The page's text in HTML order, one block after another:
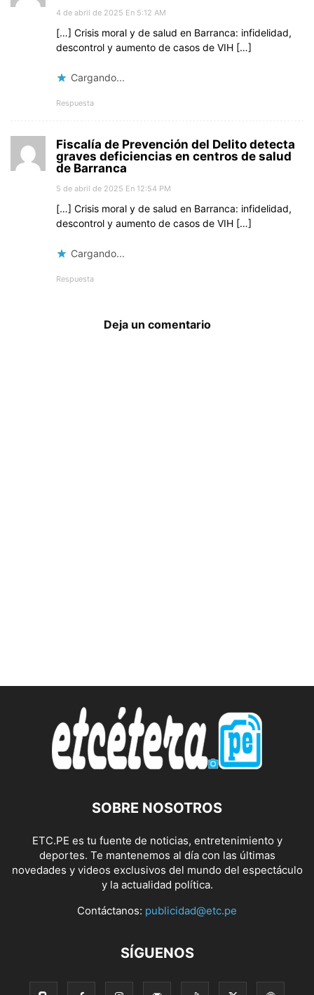
4 de abril de 2025 En 5:12 AM
[…] Crisis moral y de salud en Barranca: infidelidad,
descontrol y aumento de casos de VIH […]
Cargando...
Respuesta
Fiscalía de Prevención del Delito detecta
graves deficiencias en centros de salud
de Barranca
5 de abril de 2025 En 12:54 PM
[…] Crisis moral y de salud en Barranca: infidelidad,
descontrol y aumento de casos de VIH […]
Cargando...
Respuesta
Deja un comentario
SOBRE NOSOTROS
ETC.PE es tu fuente de noticias, entretenimiento y
deportes. Te mantenemos al día con las últimas
novedades y videos exclusivos del mundo del espectáculo
y la actualidad política.
Contáctanos: publicidad@etc.pe
SÍGUENOS